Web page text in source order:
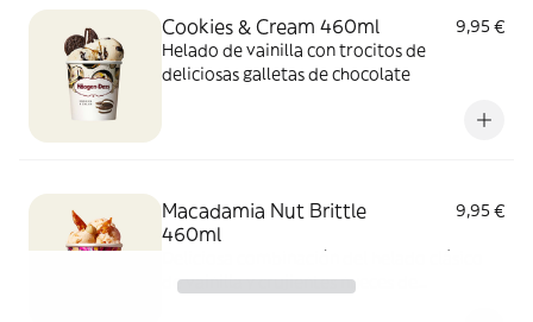
Cookies & Cream 460ml
9,95 €
Helado de vainilla con trocitos de
deliciosas galletas de chocolate
Macadamia Nut Brittle
460ml
9,95 €
Deliciosa combinación del helado clásico
de vainilla y crujientes nueces de